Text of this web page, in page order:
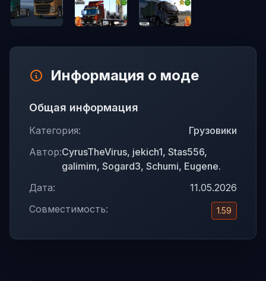
Информация о моде
Общая информация
Категория:
Грузовики
Автор:CyrusTheVirus, jekich1, Stas556,
galimim, Sogard3, Schumi, Eugene.
Дата:
11.05.2026
Совместимость:
1.59